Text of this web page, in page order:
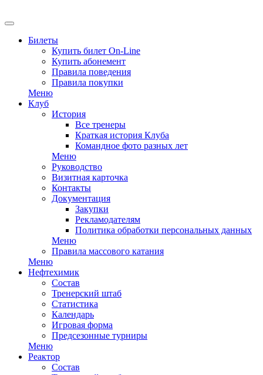
Билеты
Купить билет On-Line
Купить абонемент
Правила поведения
Правила покупки
Меню
Клуб
История
Все тренеры
Краткая история Клуба
Командное фото разных лет
Меню
Руководство
Визитная карточка
Контакты
Документация
Закупки
Рекламодателям
Политика обработки персональных данных
Меню
Правила массового катания
Меню
Нефтехимик
Состав
Тренерский штаб
Статистика
Календарь
Игровая форма
Предсезонные турниры
Меню
Реактор
Состав